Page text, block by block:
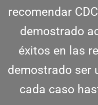
recomendar
demostrado
éxitos en las
demostrado ser
cada caso